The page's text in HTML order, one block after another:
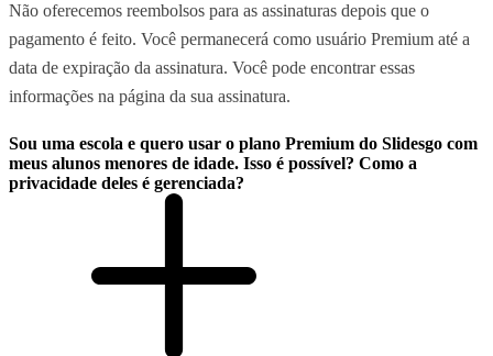
Não oferecemos reembolsos para as assinaturas depois que o
pagamento é feito. Você permanecerá como usuário Premium até a
data de expiração da assinatura. Você pode encontrar essas
informações na página da sua assinatura.
Sou uma escola e quero usar o plano Premium do Slidesgo com
meus alunos menores de idade. Isso é possível? Como a
privacidade deles é gerenciada?